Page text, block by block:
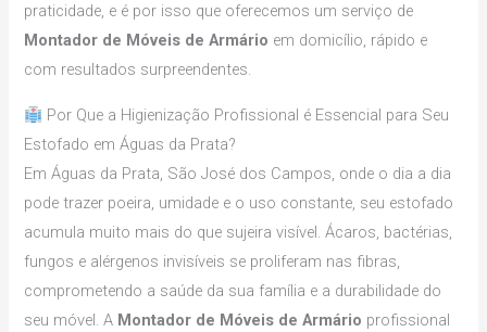
praticidade, e é por isso que oferecemos um serviço de
Montador de Móveis de Armário em domicílio, rápido e
com resultados surpreendentes.
Por Que a Higienização Profissional é Essencial para Seu
Estofado em Águas da Prata?
Em Águas da Prata, São José dos Campos, onde o dia a dia
pode trazer poeira, umidade e o uso constante, seu estofado
acumula muito mais do que sujeira visível. Ácaros, bactérias,
fungos e alérgenos invisíveis se proliferam nas fibras,
comprometendo a saúde da sua família e a durabilidade do
seu móvel. A Montador de Móveis de Armário profissional